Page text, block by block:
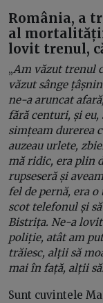
România, a
al
lovit trenul,
„Am văzut trenul
văzut sânge
ne-a aruncat
fără centuri, și eu,
simțeam durerea
auzeau urlete,
mă ridic, era plin
rupseseră și
fel de pernă, era
scot telefonul și
Bistrița. Ne-a
poliție, atât am
trăiesc, alții să
mai în față, alții
Sunt cuvintele